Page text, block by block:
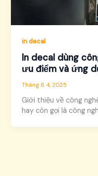
in decal
In decal dùng
ưu điểm và ứng
Tháng 8 4, 2025
Giới thiệu về công
hay còn gọi là công